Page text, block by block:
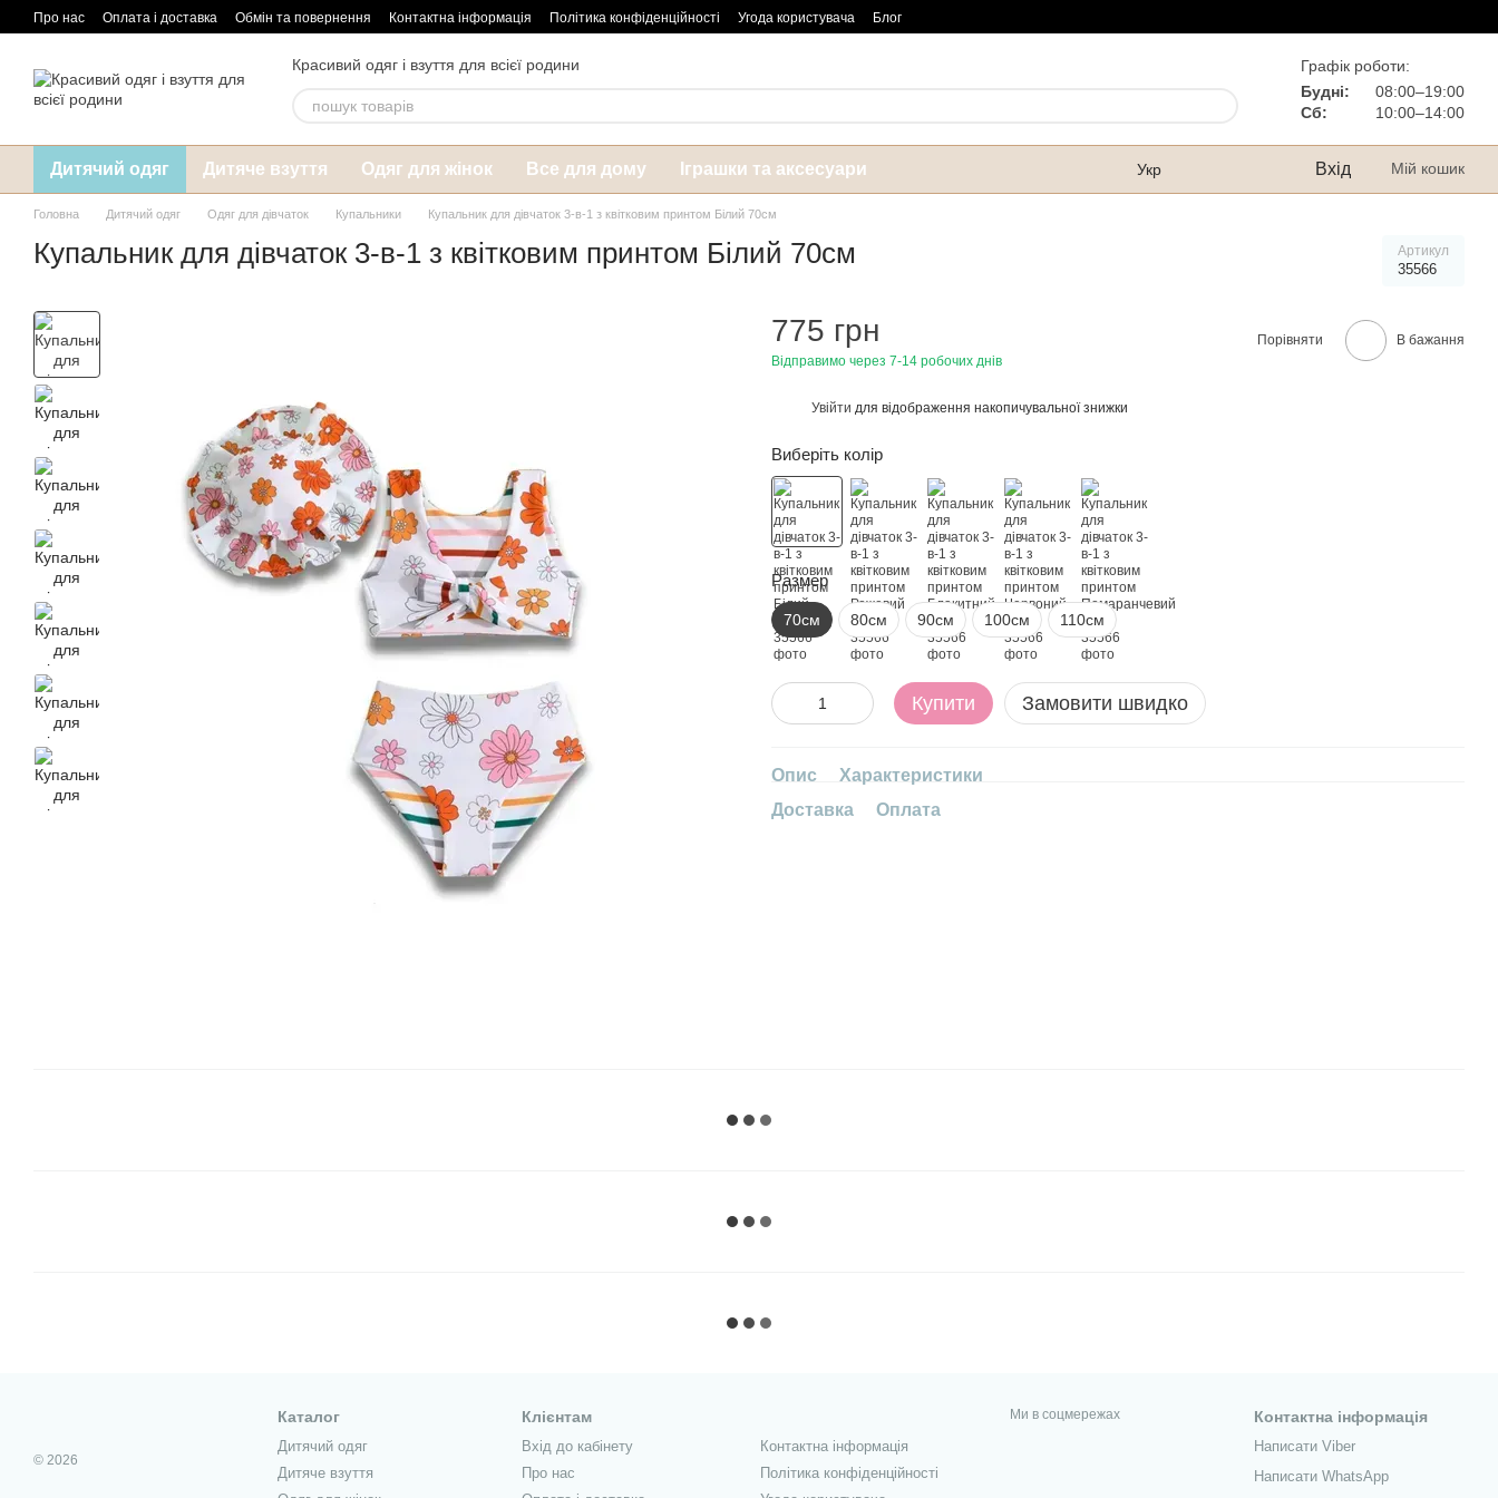
Перейти до основного контенту
Про нас Оплата і доставка Обмін та повернення Контактна інформація Політика конфіденційності Угода користувача Блог
Красивий одяг і взуття для всієї родини
Графік роботи:
Будні:
08:00–19:00
Сб:
10:00–14:00
Дитячий одяг Дитяче взуття Одяг для жінок Все для дому Іграшки та аксесуари Укр Вхід Мій кошик
Головна Дитячий одяг Одяг для дівчаток Купальники Купальник для дівчаток 3-в-1 з квітковим принтом Білий 70см
Купальник для дівчаток 3-в-1 з квітковим принтом Білий 70см Артикул
35566
775 грн
Відправимо через 7-14 робочих днів
Порівняти В бажання
Увійти для відображення накопичувальної знижки
Виберіть колір
Размер
70см 80см 90см 100см 110см
Купити Замовити швидко
Опис
Характеристики
Доставка
Оплата
© 2026
Каталог
Дитячий одяг
Дитяче взуття
Клієнтам
Вхід до кабінету
Про нас
Контактна інформація
Політика конфіденційності
Ми в соцмережах Контактна інформація
Написати Viber
Написати WhatsApp